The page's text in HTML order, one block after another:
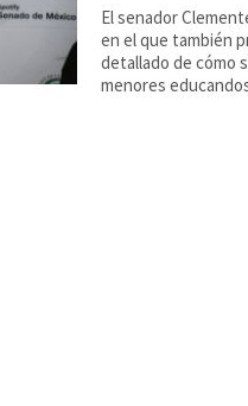
El senador
en el que también
detallado de cómo
menores